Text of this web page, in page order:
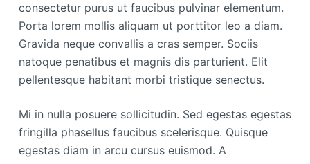
consectetur purus ut faucibus pulvinar elementum.
Porta lorem mollis aliquam ut porttitor leo a diam.
Gravida neque convallis a cras semper. Sociis
natoque penatibus et magnis dis parturient. Elit
pellentesque habitant morbi tristique senectus.
Mi in nulla posuere sollicitudin. Sed egestas egestas
fringilla phasellus faucibus scelerisque. Quisque
egestas diam in arcu cursus euismod. A